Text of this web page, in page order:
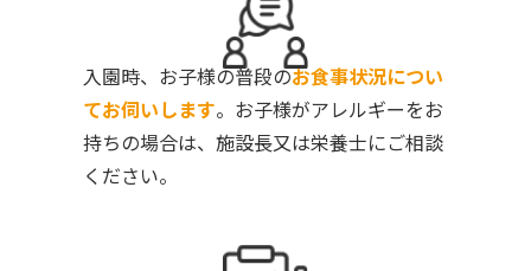
入園時、お子様の普段のお食事状況につい
てお伺いします。お子様がアレルギーをお
持ちの場合は、施設長又は栄養士にご相談
ください。